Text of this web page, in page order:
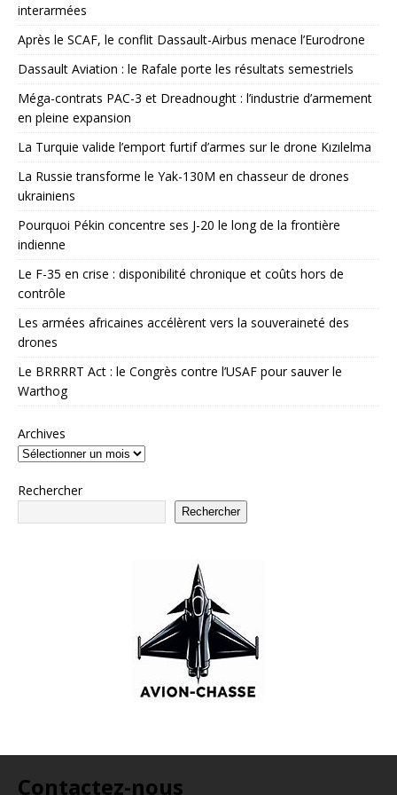
interarmées
Après le SCAF, le conflit Dassault-Airbus menace l’Eurodrone
Dassault Aviation : le Rafale porte les résultats semestriels
Méga-contrats PAC-3 et Dreadnought : l’industrie d’armement
en pleine expansion
La Turquie valide l’emport furtif d’armes sur le drone Kızılelma
La Russie transforme le Yak-130M en chasseur de drones
ukrainiens
Pourquoi Pékin concentre ses J-20 le long de la frontière
indienne
Le F-35 en crise : disponibilité chronique et coûts hors de
contrôle
Les armées africaines accélèrent vers la souveraineté des
drones
Le BRRRRT Act : le Congrès contre l’USAF pour sauver le
Warthog
Archives
Rechercher
Rechercher
Contactez-nous